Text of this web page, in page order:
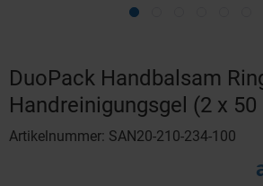
DuoPack Handbalsam
Handreinigungsgel (2 x 50
Artikelnummer: SAN20-210-234-100